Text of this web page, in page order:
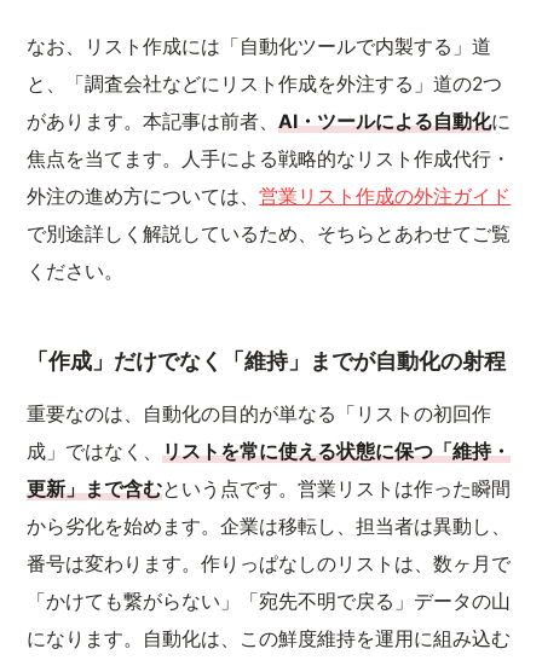
なお、リスト作成には「自動化ツールで内製する」道
と、「調査会社などにリスト作成を外注する」道の2つ
があります。本記事は前者、AI・ツールによる自動化に
焦点を当てます。人手による戦略的なリスト作成代行・
外注の進め方については、営業リスト作成の外注ガイド
で別途詳しく解説しているため、そちらとあわせてご覧
ください。
「作成」だけでなく「維持」までが自動化の射程
重要なのは、自動化の目的が単なる「リストの初回作
成」ではなく、リストを常に使える状態に保つ「維持・
更新」まで含むという点です。営業リストは作った瞬間
から劣化を始めます。企業は移転し、担当者は異動し、
番号は変わります。作りっぱなしのリストは、数ヶ月で
「かけても繋がらない」「宛先不明で戻る」データの山
になります。自動化は、この鮮度維持を運用に組み込む